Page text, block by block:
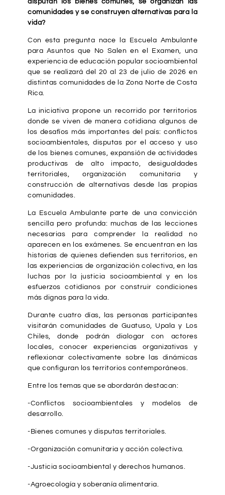
comunidades y se construyen alternativas para la
vida?
Con esta pregunta nace la Escuela Ambulante
para Asuntos que No Salen en el Examen, una
experiencia de educación popular socioambiental
que se realizará del 20 al 23 de julio de 2026 en
distintas comunidades de la Zona Norte de Costa
Rica.
La iniciativa propone un recorrido por territorios
donde se viven de manera cotidiana algunos de
los desafíos más importantes del país: conflictos
socioambientales, disputas por el acceso y uso
de los bienes comunes, expansión de actividades
productivas de alto impacto, desigualdades
territoriales, organización comunitaria y
construcción de alternativas desde las propias
comunidades.
La Escuela Ambulante parte de una convicción
sencilla pero profunda: muchas de las lecciones
necesarias para comprender la realidad no
aparecen en los exámenes. Se encuentran en las
historias de quienes defienden sus territorios, en
las experiencias de organización colectiva, en las
luchas por la justicia socioambiental y en los
esfuerzos cotidianos por construir condiciones
más dignas para la vida.
Durante cuatro días, las personas participantes
visitarán comunidades de Guatuso, Upala y Los
Chiles, donde podrán dialogar con actores
locales, conocer experiencias organizativas y
reflexionar colectivamente sobre las dinámicas
que configuran los territorios contemporáneos.
Entre los temas que se abordarán destacan:
-Conflictos socioambientales y modelos de
desarrollo.
-Bienes comunes y disputas territoriales.
-Organización comunitaria y acción colectiva.
-Justicia socioambiental y derechos humanos.
-Agroecología y soberanía alimentaria.